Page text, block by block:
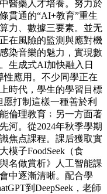
醫藥人才培養。努力於
貫通的“AI+教育”重生
力、數據三要素。並无
在風險的監測與應對機
染音樂的魅力，實現數
生成式AI加快融入日
性應用。不少同學正在
時代，學生的學習目標
打制這樣一種善於利
倫理教育﹔另一方面著
河。從2024年秋季學期
焦点課程。課后獲取實
模子FoodSeek（食
名做賞析》人工智能課
中逐漸清晰。配合學
到DeepSeek，老師